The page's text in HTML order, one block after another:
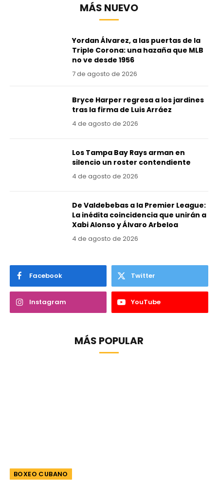
MÁS NUEVO
Yordan Álvarez, a las puertas de la
Triple Corona: una hazaña que MLB
no ve desde 1956
7 de agosto de 2026
Bryce Harper regresa a los jardines
tras la firma de Luis Arráez
4 de agosto de 2026
Los Tampa Bay Rays arman en
silencio un roster contendiente
4 de agosto de 2026
De Valdebebas a la Premier League:
La inédita coincidencia que unirán a
Xabi Alonso y Álvaro Arbeloa
4 de agosto de 2026
Facebook Twitter
Instagram YouTube
MÁS POPULAR
BOXEO CUBANO